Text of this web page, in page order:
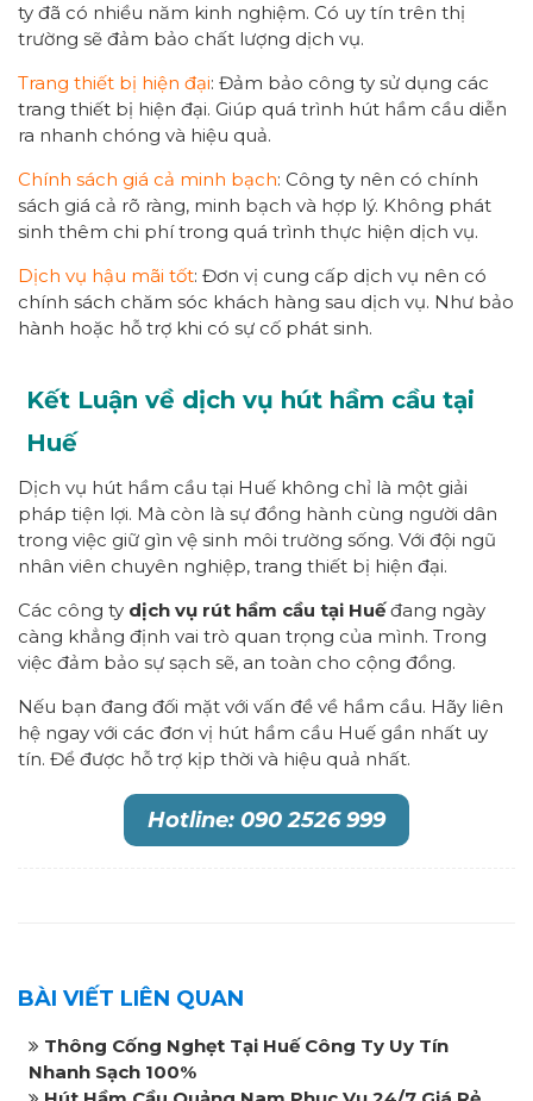
ty đã có nhiều năm kinh nghiệm. Có uy tín trên thị
trường sẽ đảm bảo chất lượng dịch vụ.
Trang thiết bị hiện đại: Đảm bảo công ty sử dụng các
trang thiết bị hiện đại. Giúp quá trình hút hầm cầu diễn
ra nhanh chóng và hiệu quả.
Chính sách giá cả minh bạch: Công ty nên có chính
sách giá cả rõ ràng, minh bạch và hợp lý. Không phát
sinh thêm chi phí trong quá trình thực hiện dịch vụ.
Dịch vụ hậu mãi tốt: Đơn vị cung cấp dịch vụ nên có
chính sách chăm sóc khách hàng sau dịch vụ. Như bảo
hành hoặc hỗ trợ khi có sự cố phát sinh.
Kết Luận về dịch vụ hút hầm cầu tại
Huế
Dịch vụ hút hầm cầu tại Huế không chỉ là một giải
pháp tiện lợi. Mà còn là sự đồng hành cùng người dân
trong việc giữ gìn vệ sinh môi trường sống. Với đội ngũ
nhân viên chuyên nghiệp, trang thiết bị hiện đại.
Các công ty dịch vụ rút hầm cầu tại Huếđang ngày
càng khẳng định vai trò quan trọng của mình. Trong
việc đảm bảo sự sạch sẽ, an toàn cho cộng đồng.
Nếu bạn đang đối mặt với vấn đề về hầm cầu. Hãy liên
hệ ngay với các đơn vị hút hầm cầu Huế gần nhất uy
tín. Để được hỗ trợ kịp thời và hiệu quả nhất.
Hotline: 090 2526 999
BÀI VIẾT LIÊN QUAN
Thông Cống Nghẹt Tại Huế Công Ty Uy Tín
Nhanh Sạch 100%